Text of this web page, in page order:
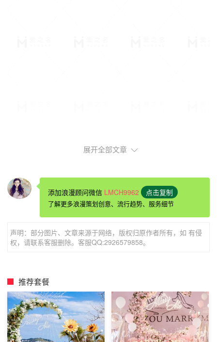
在女友不知情的情况下，给女友一份特别的惊喜，可以在和
礼物，然后自己跑去偷偷的买好，叫店主打好包装，等晚上
生日的时候给女友一个浪漫的惊喜。
展开全部文章
添加浪漫顾问微信 LMCH9962 点击复制
了解更多浪漫策划创意、流行趋势、服务细节
声明：部分图片、文章来源于网络，版权归原作者所有，如 有侵
权，请联系客服删除。客服QQ:2926579858。
推荐套餐